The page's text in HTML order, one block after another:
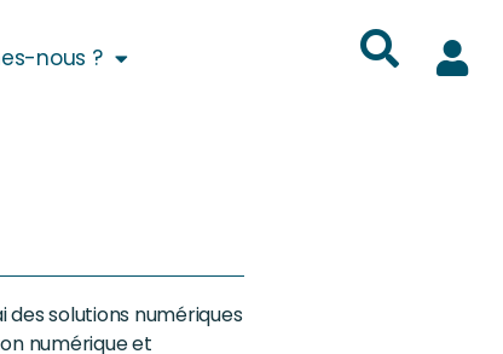
nous ?
des solutions numériques
numérique et